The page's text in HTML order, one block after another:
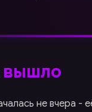
вышло
не вчера -